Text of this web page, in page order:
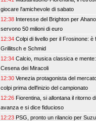
giocare l'amichevole di sabato
12:38 Interesse del Brighton per
servono 50 milioni di euro
12:34 Colpi di livello per il Frosinone:
Grillitsch e Schmid
12:34 Calcio, musica classica e
Cesena dei Miracoli
12:30 Venezia protagonista del
colpi prima dell'inizio del campionato
12:26 Fiorentina, si allontana il ritorno
avanza e si dice fiducioso
12:23 PSG, pronto un rilancio per